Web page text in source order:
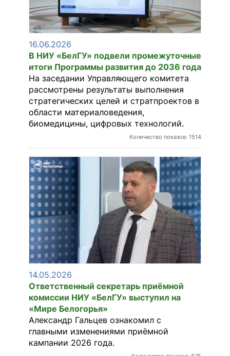
16.06.2026
В НИУ «БелГУ» подвели промежуточные
итоги Программы развития до 2036 года
На заседании Управляющего комитета
рассмотрены результаты выполнения
стратегических целей и стратпроектов в
области материаловедения,
биомедицины, цифровых технологий.
Количество показов: 1514
14.05.2026
Ответственный секретарь приёмной
комиссии НИУ «БелГУ» выступил на
«Мире Белогорья»
Александр Гальцев ознакомил с
главными изменениями приёмной
кампании 2026 года.